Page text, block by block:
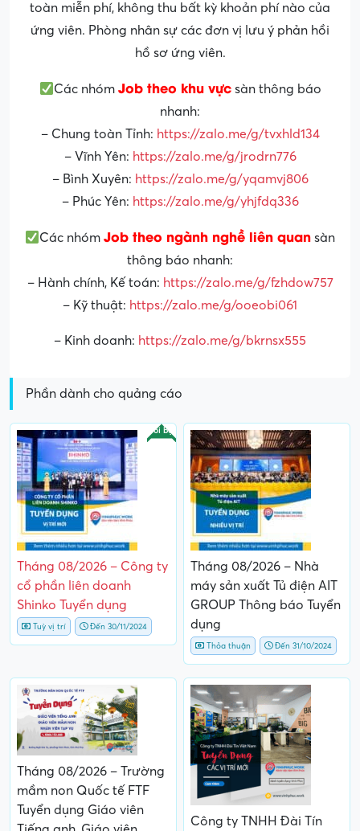
toàn miễn phí, không thu bất kỳ khoản phí nào của
ứng viên. Phòng nhân sự các đơn vị lưu ý phản hồi
hồ sơ ứng viên.
Các nhóm Job theo khu vựcsàn thông báo
nhanh:
– Chung toàn Tỉnh: https://zalo.me/g/tvxhld134
– Vĩnh Yên: https://zalo.me/g/jrodrn776
– Bình Xuyên: https://zalo.me/g/yqamvj806
– Phúc Yên: https://zalo.me/g/yhjfdq336
Các nhómJob theo ngành nghề liên quan sàn
thông báo nhanh:
– Hành chính, Kế toán: https://zalo.me/g/fzhdow757
– Kỹ thuật: https://zalo.me/g/ooeobi061
– Kinh doanh: https://zalo.me/g/bkrnsx555
Phần dành cho quảng cáo
Nổi bật
Tháng 08/2026 – Công ty
cổ phần liên doanh
Shinko Tuyển dụng
Tuỳ vị trí Đến 30/11/2024
Tháng 08/2026 – Nhà
máy sản xuất Tủ điện AIT
GROUP Thông báo Tuyển
dụng
Thỏa thuận Đến 31/10/2024
Tháng 08/2026 – Trường
mầm non Quốc tế FTF
Tuyển dụng Giáo viên
Công ty TNHH Đài Tín